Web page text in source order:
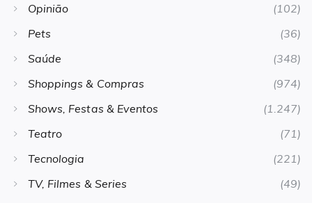
Opinião
(102)
Pets
(36)
Saúde
(348)
Shoppings & Compras
(974)
Shows, Festas & Eventos
(1.247)
Teatro
(71)
Tecnologia
(221)
TV, Filmes & Series
(49)